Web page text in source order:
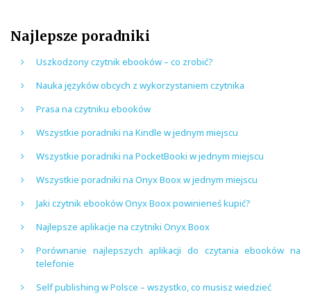
Najlepsze poradniki
Uszkodzony czytnik ebooków – co zrobić?
Nauka języków obcych z wykorzystaniem czytnika
Prasa na czytniku ebooków
Wszystkie poradniki na Kindle w jednym miejscu
Wszystkie poradniki na PocketBooki w jednym miejscu
Wszystkie poradniki na Onyx Boox w jednym miejscu
Jaki czytnik ebooków Onyx Boox powinieneś kupić?
Najlepsze aplikacje na czytniki Onyx Boox
Porównanie najlepszych aplikacji do czytania ebooków na
telefonie
Self publishing w Polsce – wszystko, co musisz wiedzieć